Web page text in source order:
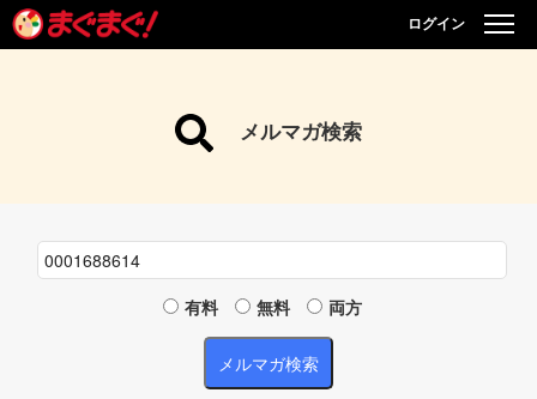
ログイン
メルマガ検索
有料 無料 両方